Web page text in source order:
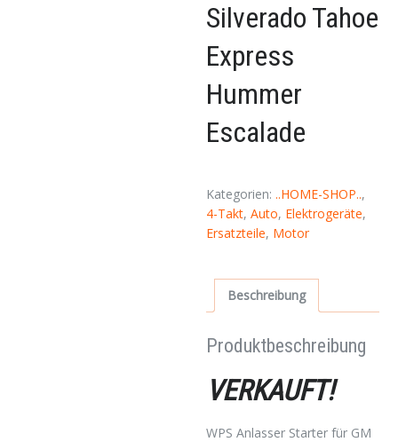
Silverado Tahoe
Express
Hummer
Escalade
Kategorien:..HOME-SHOP..,
4-Takt,Auto, Elektrogeräte,
Ersatzteile, Motor
Beschreibung
Produktbeschreibung
VERKAUFT!
WPS Anlasser Starter für GM